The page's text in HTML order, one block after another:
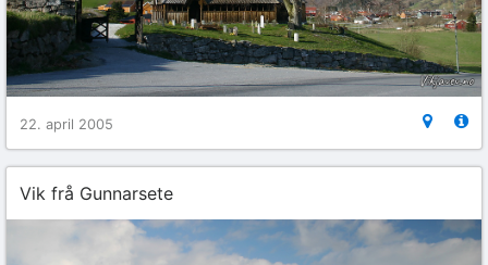
22. april 2005
Vik frå Gunnarsete